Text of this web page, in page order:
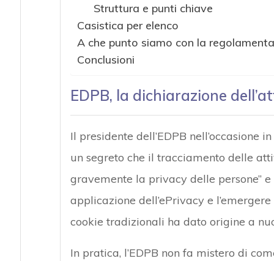
Struttura e punti chiave
Casistica per elenco
A che punto siamo con la
Conclusioni
EDPB, la dichiarazione
Il presidente dell’EDPB nell’occasione
un segreto che il tracciamento delle
gravemente la privacy delle persone”
applicazione dell’ePrivacy e
cookie tradizionali ha dato origine a
In pratica, l’EDPB non fa mistero di